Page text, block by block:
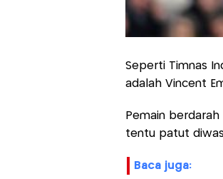
Seperti Timnas
adalah Vincent
Pemain
tentu patut
baca juga: